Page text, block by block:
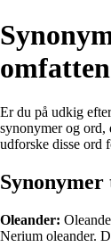
Er du på udkig
synonymer og ord,
udforske disse ord
Oleander:
Nerium oleander.